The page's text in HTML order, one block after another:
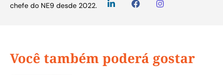
chefe do NE9 desde 2022.
Você também poderá gostar